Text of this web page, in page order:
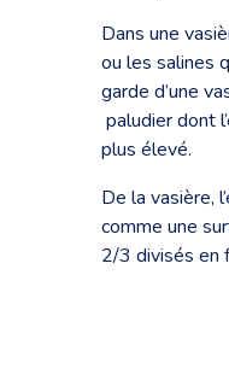
Dans une
ou les salines
garde d’une
paludier dont
plus élevé.
De la vasière,
comme une
2/3 divisés en